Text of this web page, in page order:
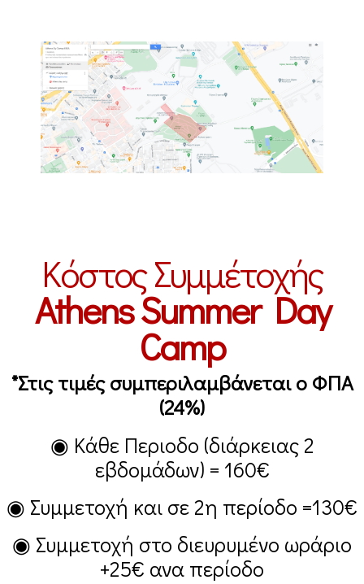
Κόστος Συμμέτοχής
Athens Summer Day
Camp
*Στις τιμές συμπεριλαμβάνεται ο ΦΠΑ
(24%)
◉ Κάθε Περιοδο (διάρκειας 2
εβδομάδων) = 160€
◉ Συμμετοχή και σε 2η περίοδο =130€
◉ Συμμετοχή στο διευρυμένο ωράριο
+25€ ανα περίοδο